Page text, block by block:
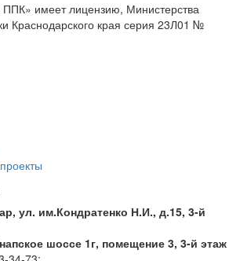
имеет лицензию, Министерства
Краснодарского края серия 23Л01 №
ул. им.Кондратенко Н.И., д.15, 3-й
шоссе 1г, помещение 3, 3-й этаж